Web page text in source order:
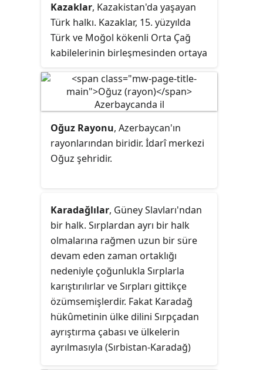
diasporada en yoğun olduğu
ülkeler Rusya, ABD ve Fransa'dır.
Kazaklar, Kazakistan'da yaşayan
Türk halkı. Kazaklar, 15. yüzyılda
Türk ve Moğol kökenli Orta Çağ
kabilelerinin birleşmesinden ortaya
Oğuz Rayonu, Azerbaycan'ın
rayonlarından biridir. İdarî merkezi
Oğuz şehridir.
Karadağlılar, Güney Slavları'ndan
bir halk. Sırplardan ayrı bir halk
olmalarına rağmen uzun bir süre
devam eden zaman ortaklığı
nedeniyle çoğunlukla Sırplarla
karıştırılırlar ve Sırpları gittikçe
özümsemişlerdir. Fakat Karadağ
hükûmetinin ülke dilini Sırpçadan
ayrıştırma çabası ve ülkelerin
ayrılmasıyla (Sırbistan-Karadağ)